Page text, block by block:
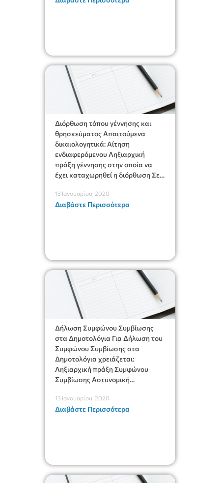
Διόρθωση τόπου γέννησης και
θρησκεύματος Απαιτούμενα
δικαιολογητικά: Αίτηση
ενδιαφερόμενου Ληξιαρχική
πράξη γέννησης στην οποία να
έχει καταχωρηθεί η διόρθωση Σε
ληξιαρχική πράξη γέννησης,
υποβάλλονται: Βεβαίωση
13 Ιανουαρίου, 2020
Διαβάστε Περισσότερα
Δήλωση Συμφώνου Συμβίωσης
στα Δημοτολόγια Για Δήλωση του
Συμφώνου Συμβίωσης στα
Δημοτολόγια χρειάζεται:
Ληξιαρχική πράξη Συμφώνου
Συμβίωσης Αστυνομική
13 Ιανουαρίου, 2020
Διαβάστε Περισσότερα